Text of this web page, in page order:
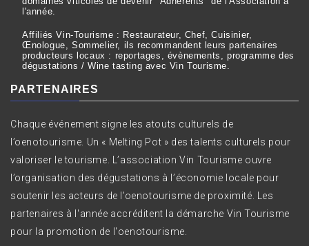
l'année.
Affiliés Vin-Tourisme : Restaurateur, Chef, Cuisinier,
Œnologue, Sommelier, ils recommandent leurs partenaires
producteurs locaux : reportages, évènements, programme des
dégustations / Wine tasting avec Vin Tourisme.
PARTENAIRES
Chaque événement signe les atouts culturels de
l’oenotourisme. Un « Melting Pot » des talents culturels pour
valoriser le tourisme. L’association Vin Tourisme ouvre
l’organisation des dégustations à l’économie locale pour
soutenir les acteurs de l’oenotourisme de proximité. Les
partenaires à l'année accréditent la démarche Vin Tourisme
pour la promotion de l'oenotourisme.